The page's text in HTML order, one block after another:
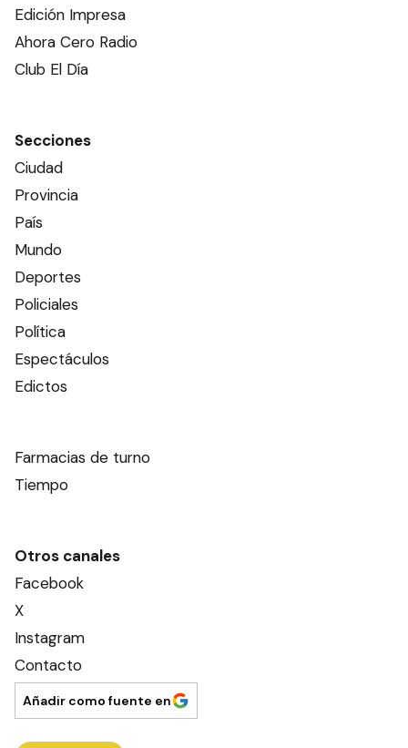
Edición Impresa
Ahora Cero Radio
Club El Día
Secciones
Ciudad
Provincia
País
Mundo
Deportes
Policiales
Política
Espectáculos
Edictos
Farmacias de turno
Tiempo
Otros canales
Facebook
X
Instagram
Contacto
Añadir como fuente en